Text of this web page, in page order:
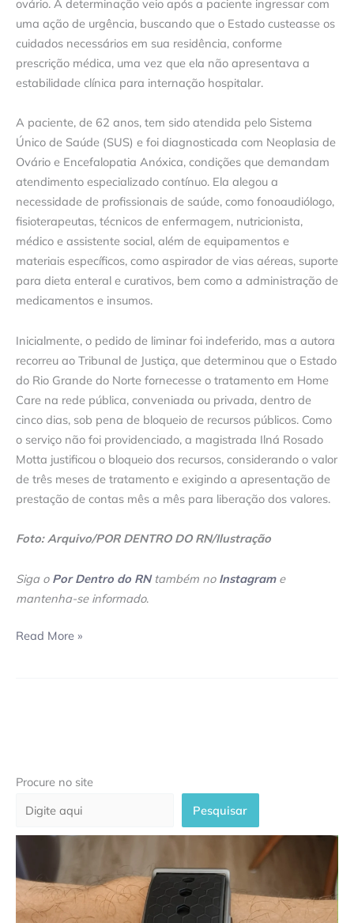
ovário. A determinação veio após a paciente ingressar com
uma ação de urgência, buscando que o Estado custeasse os
cuidados necessários em sua residência, conforme
prescrição médica, uma vez que ela não apresentava a
estabilidade clínica para internação hospitalar.
A paciente, de 62 anos, tem sido atendida pelo Sistema
Único de Saúde (SUS) e foi diagnosticada com Neoplasia de
Ovário e Encefalopatia Anóxica, condições que demandam
atendimento especializado contínuo. Ela alegou a
necessidade de profissionais de saúde, como fonoaudiólogo,
fisioterapeutas, técnicos de enfermagem, nutricionista,
médico e assistente social, além de equipamentos e
materiais específicos, como aspirador de vias aéreas, suporte
para dieta enteral e curativos, bem como a administração de
medicamentos e insumos.
Inicialmente, o pedido de liminar foi indeferido, mas a autora
recorreu ao Tribunal de Justiça, que determinou que o Estado
do Rio Grande do Norte fornecesse o tratamento em Home
Care na rede pública, conveniada ou privada, dentro de
cinco dias, sob pena de bloqueio de recursos públicos. Como
o serviço não foi providenciado, a magistrada Ilná Rosado
Motta justificou o bloqueio dos recursos, considerando o valor
de três meses de tratamento e exigindo a apresentação de
prestação de contas mês a mês para liberação dos valores.
Foto: Arquivo/POR DENTRO DO RN/Ilustração
Siga o Por Dentro do RNtambém no Instagrame
mantenha-se informado.
Read More »
Procure no site
Pesquisar